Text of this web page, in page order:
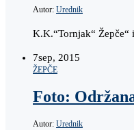
Autor: Urednik
K.K.“Tornjak“
7sep, 2015
ŽEPČE
Foto:
Autor: Urednik